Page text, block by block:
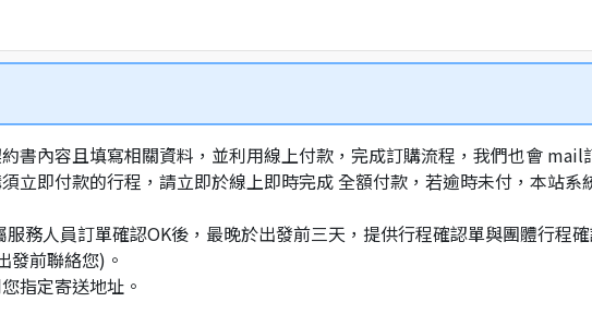
書內容且填寫相關資料，並利用線上付款，完成訂購流程，我們也會 mail
立即付款的行程，請立即於線上即時完成 全額付款，若逾時未付，本站系
務人員訂單確認OK後，最晚於出發前三天，提供行程確認單與團體行程
發前聯絡您)。
指定寄送地址。